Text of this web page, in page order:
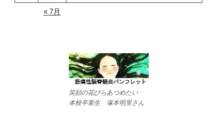
« 7月
笑顔の花びらあつめたい
本校卒業生 塚本明里さん